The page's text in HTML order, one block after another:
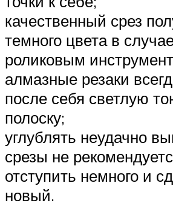
качественный срез
темного цвета в
роликовым
алмазные резаки
после себя светлую
полоску;
углублять неудачно
срезы не
отступить немного и
новый.